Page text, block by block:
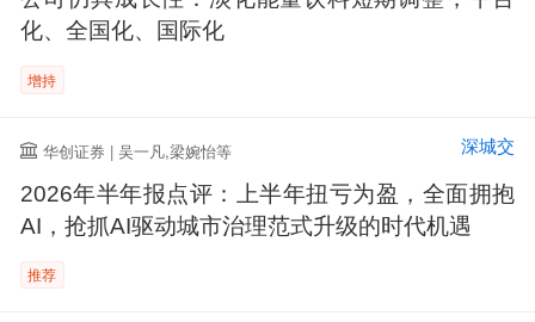
化、全国化、国际化
增持
华创证券 | 吴一凡,梁婉怡等 深城交
2026年半年报点评：上半年扭亏为盈，全面拥抱
AI，抢抓AI驱动城市治理范式升级的时代机遇
推荐